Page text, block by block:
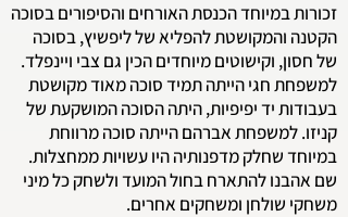
זכורות במיוחד הכנסת האורחים והסיפורים בסוכה
הקטנה והמקושטת להפליא של ליפשיץ, בסוכה
של חסון, וקישוטים מיוחדים הכין גם צבי ויינפלד.
למשפחת חגי הייתה תמיד סוכה מאוד מקושטת
בעבודות יד יפיפיות, היתה הסוכה המושקעת של
קניזו. למשפחת אברהם הייתה סוכה מרווחת
במיוחד שחלק מדפנותיה היו עשויות ממחצלות.
שם אהבנו להתארח בחול המועד ולשחק כל מיני
משחקי שולחן ומשחקים אחרים.